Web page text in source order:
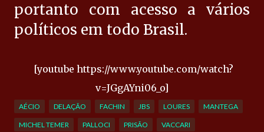
portanto com acesso a vários
políticos em todo Brasil.
[youtube https://www.youtube.com/watch?
v=JGgAYni06_o]
AÉCIO DELAÇÃO FACHIN JBS LOURES MANTEGA
MICHEL TEMER PALLOCI PRISÃO VACCARI